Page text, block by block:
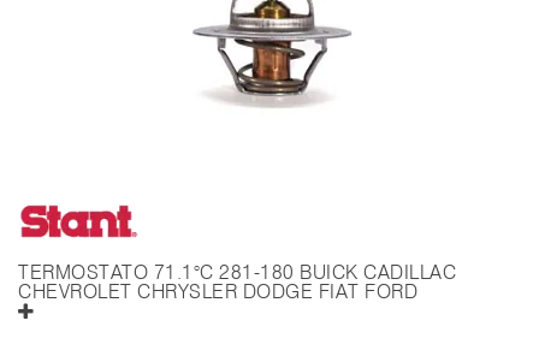
TERMOSTATO 71.1°C 281-180 BUICK CADILLAC
CHEVROLET CHRYSLER DODGE FIAT FORD